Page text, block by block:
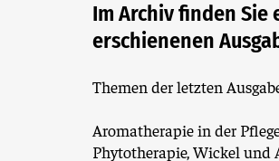
Im Archiv finden
erschienenen
Themen der letzten
Aromatherapie in der
Phytotherapie, Wickel und